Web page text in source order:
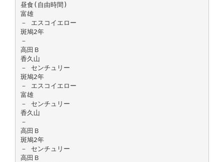
昼食(自由時間)
富雄
－ エスコイエロー
斑鳩2年
－
高田Ｂ
香久山
－ センチュリー
斑鳩2年
－ エスコイエロー
富雄
－ センチュリー
香久山
－
高田Ｂ
斑鳩2年
－ センチュリー
高田Ｂ